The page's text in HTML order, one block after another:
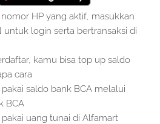
HP yang aktif, masukkan
untuk login serta bertransaksi di
kamu bisa top up saldo
cara
saldo bank BCA melalui
BCA
pakai uang tunai di Alfamart